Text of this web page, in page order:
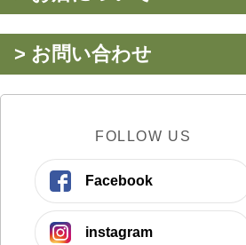
> お問い合わせ
FOLLOW US
Facebook
instagram